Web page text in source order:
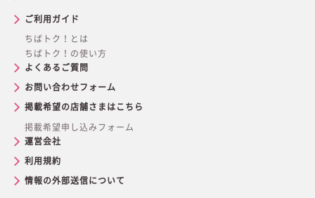
ご利用ガイド
ちばトク！とは
ちばトク！の使い方
よくあるご質問
お問い合わせフォーム
掲載希望の店舗さまはこちら
掲載希望申し込みフォーム
運営会社
利用規約
情報の外部送信について